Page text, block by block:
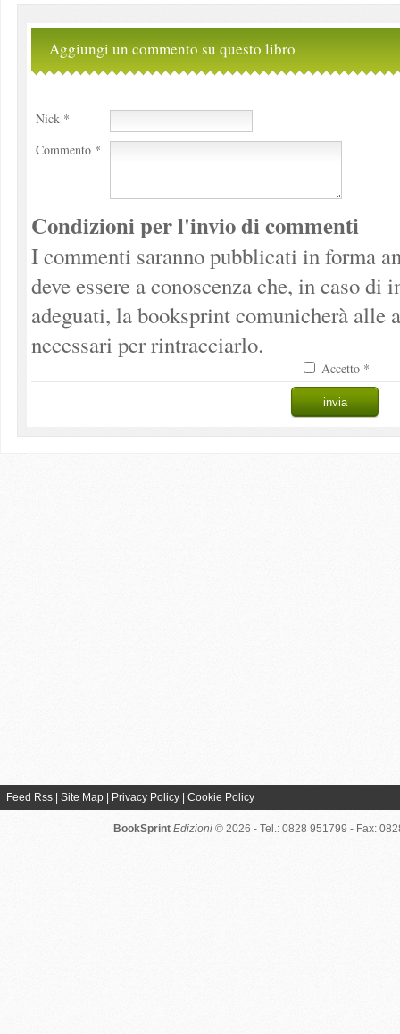
Aggiungi un commento su questo libro
Nick *
Commento *
Condizioni per l'invio di commenti
I commenti saranno pubblicati in forma
deve essere a conoscenza che, in caso
adeguati, la booksprint comunicherà alle
necessari per rintracciarlo.
Accetto *
Feed Rss Site Map Privacy Policy Cookie Policy
BookSprint Edizioni © 2026 - Tel.: 0828 951799 - Fax: